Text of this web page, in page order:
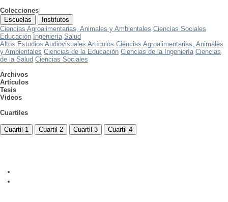
Colecciones
Escuelas
Institutos
Ciencias Agroalimentarias, Animales y Ambientales Ciencias Sociales
Educación Ingeniería Salud
Altos Estudios Audiovisuales Artículos Ciencias Agroalimentarias, Animales
y Ambientales Ciencias de la Educación Ciencias de la Ingeniería Ciencias
de la Salud Ciencias Sociales
Archivos
Artículos
Tesis
Videos
Cuartiles
Cuartil 1 Cuartil 2 Cuartil 3 Cuartil 4